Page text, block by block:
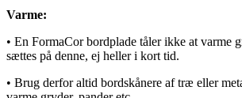
Varme:
• En FormaCor bordplade tåler ikke at varme
sættes på denne, ej heller i kort tid.
• Brug derfor altid bordskånere af træ eller